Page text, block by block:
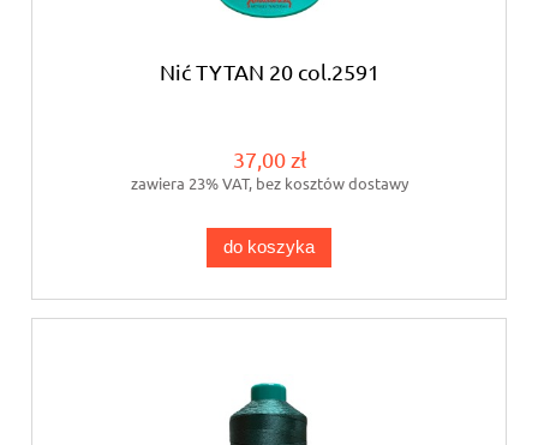
Nić TYTAN 20 col.2591
37,00 zł
zawiera 23% VAT, bez kosztów dostawy
do koszyka